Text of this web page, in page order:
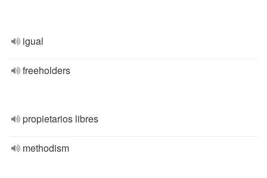
igual
freeholders
propietarios libres
methodism